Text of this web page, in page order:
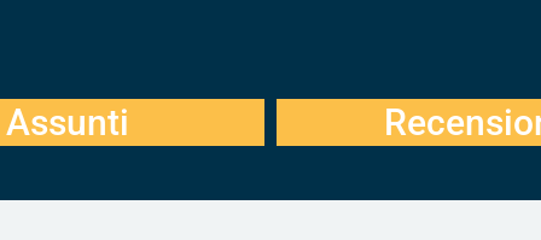
Assunti